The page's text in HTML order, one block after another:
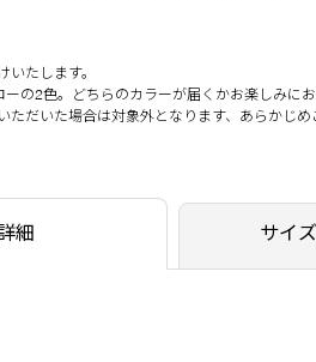
いたします。
の2色。どちらのカラーが届くかお楽しみにお
だいた場合は対象外となります、あらかじめ
細 サイ